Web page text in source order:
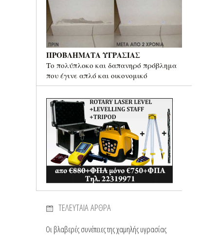
ΠΡΟΒΛΗΜΑΤΑ ΥΓΡΑΣΙΑΣ
Το πολύπλοκο και δαπανηρό πρόβλημα
που έγινε απλό και οικονομικό
ΤΕΛΕΥΤΑΙΑ ΑΡΘΡΑ
Οι βλαβερές συνέπειες της χαμηλής υγρασίας